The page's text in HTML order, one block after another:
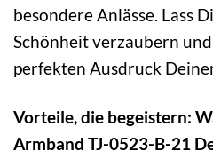
besondere Anlässe. Lass
Schönheit verzaubern
perfekten Ausdruck
Vorteile, die begeistern:
Armband TJ-0523-B-21